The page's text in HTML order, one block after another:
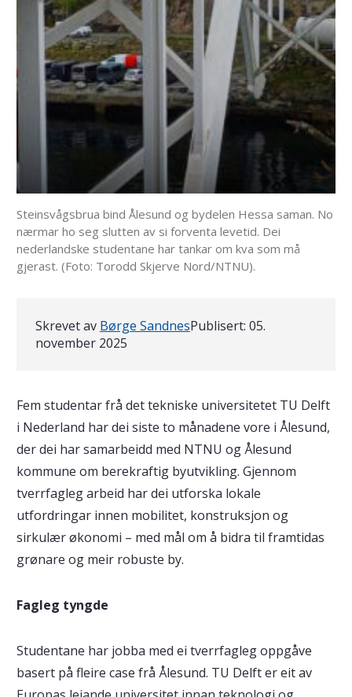
Steinsvågsbrua bind Ålesund og bydelen Hessa saman. No
nærmar ho seg slutten av si forventa levetid. Dei
nederlandske studentane har tankar om kva som må
gjerast. (Foto: Torodd Skjerve Nord/NTNU).
Skrevet av Børge SandnesPublisert: 05.
november 2025
Fem studentar frå det tekniske universitetet TU Delft
i Nederland har dei siste to månadene vore i Ålesund,
der dei har samarbeidd med NTNU og Ålesund
kommune om berekraftig byutvikling. Gjennom
tverrfagleg arbeid har dei utforska lokale
utfordringar innen mobilitet, konstruksjon og
sirkulær økonomi – med mål om å bidra til framtidas
grønare og meir robuste by.
Fagleg tyngde
Studentane har jobba med ei tverrfagleg oppgåve
basert på fleire case frå Ålesund. TU Delft er eit av